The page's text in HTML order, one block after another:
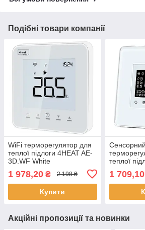
Подібні товари компанії
WiFi терморегулятор для
теплої підлоги 4HEAT AE-
3D.WF White
1 978,20 ₴ 2 198 ₴
Купити
теплої
1 709,10
Акційні пропозиції та новинки